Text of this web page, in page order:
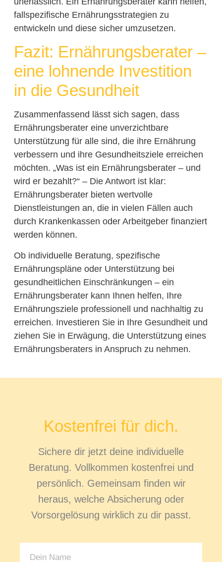
fallspezifische Ernährungsstrategien zu
entwickeln und diese sicher umzusetzen.
Fazit: Ernährungsberater –
eine lohnende Investition
in die Gesundheit
Zusammenfassend lässt sich sagen, dass
Ernährungsberater eine unverzichtbare
Unterstützung für alle sind, die ihre Ernährung
verbessern und ihre Gesundheitsziele erreichen
möchten. „Was ist ein Ernährungsberater – und
wird er bezahlt?“ – Die Antwort ist klar:
Ernährungsberater bieten wertvolle
Dienstleistungen an, die in vielen Fällen auch
durch Krankenkassen oder Arbeitgeber finanziert
werden können.
Ob individuelle Beratung, spezifische
Ernährungspläne oder Unterstützung bei
gesundheitlichen Einschränkungen – ein
Ernährungsberater kann Ihnen helfen, Ihre
Ernährungsziele professionell und nachhaltig zu
erreichen. Investieren Sie in Ihre Gesundheit und
ziehen Sie in Erwägung, die Unterstützung eines
Ernährungsberaters in Anspruch zu nehmen.
Kostenfrei für dich.
Sichere dir jetzt deine individuelle
Beratung. Vollkommen kostenfrei und
persönlich. Gemeinsam finden wir
heraus, welche Absicherung oder
Vorsorgelösung wirklich zu dir passt.